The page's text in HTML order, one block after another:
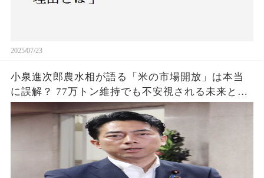
2025/07/23
小泉進次郎農水相が語る「米の市場開放」は本当
に誤解？ 77万トン維持でも不安視される未来と
は？